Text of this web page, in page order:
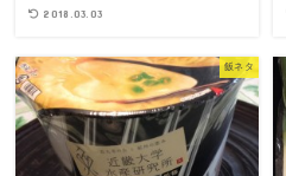
2018.03.03
飯ネタ